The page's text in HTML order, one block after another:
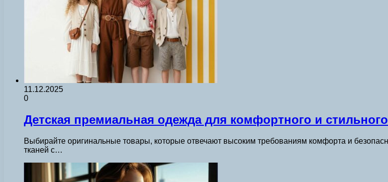
11.12.2025
0
Детская премиальная одежда для комфортного и
Выбирайте оригинальные товары, которые отвечают высоким требованиям комфорта и
тканей с…